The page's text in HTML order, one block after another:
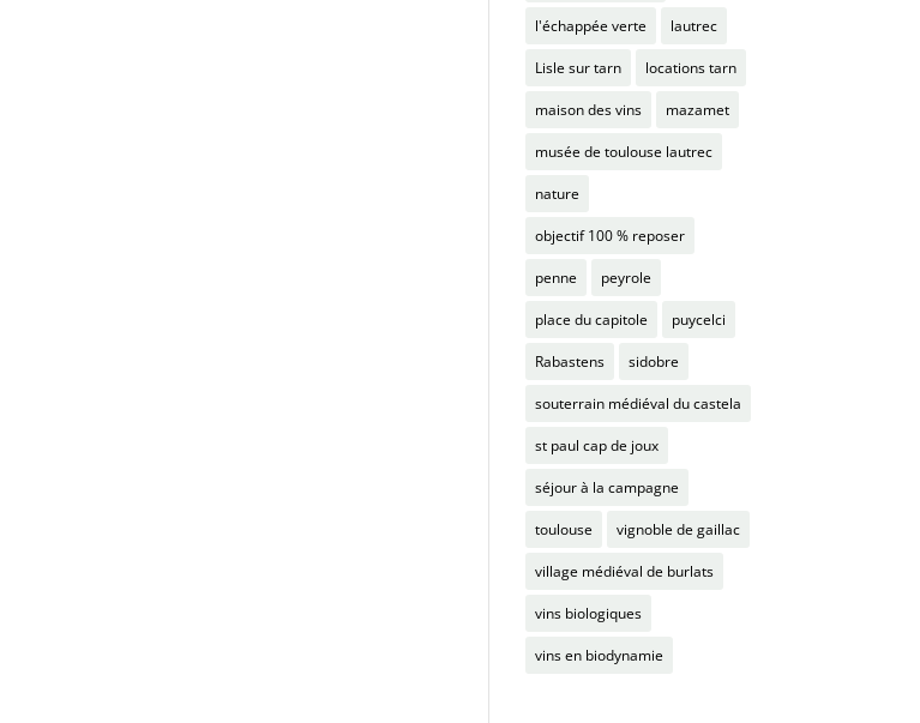
l'échappée verte lautrec
Lisle sur tarn locations tarn
maison des vins mazamet
musée de toulouse lautrec
nature
objectif 100 % reposer
penne peyrole
place du capitole puycelci
Rabastens sidobre
souterrain médiéval du castela
st paul cap de joux
séjour à la campagne
toulouse vignoble de gaillac
village médiéval de burlats
vins biologiques
vins en biodynamie